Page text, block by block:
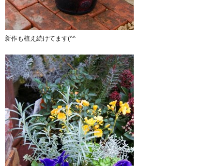
新作も植え続けてます(^^ゞ